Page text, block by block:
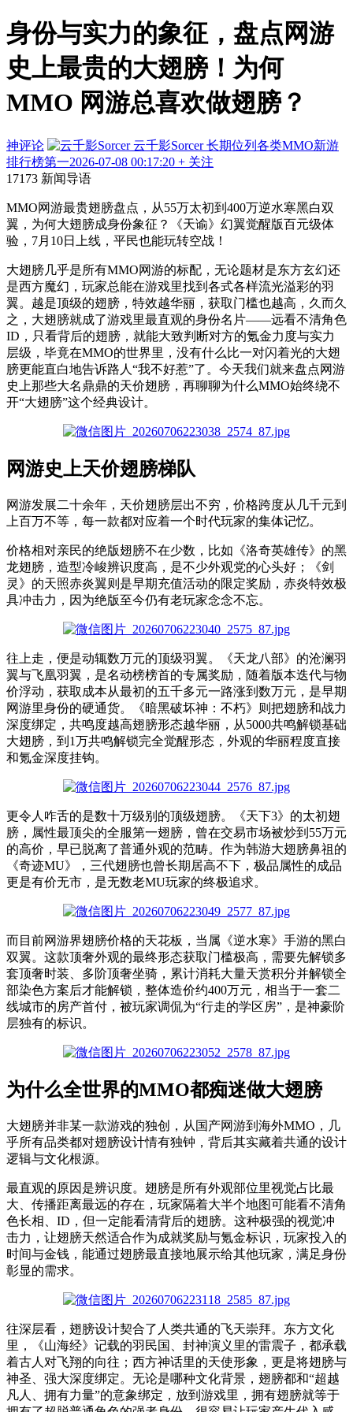
身份与实力的象征，盘点网游
史上最贵的大翅膀！为何
MMO 网游总喜欢做翅膀？
神评论 云千影Sorcer 长期位列各类MMO新游
排行榜第一2026-07-08 00:17:20 + 关注
17173 新闻导语
MMO网游最贵翅膀盘点，从55万太初到400万逆水寒黑白双
翼，为何大翅膀成身份象征？《天谕》幻翼觉醒版百元级体
验，7月10日上线，平民也能玩转空战！
大翅膀几乎是所有MMO网游的标配，无论题材是东方玄幻还
是西方魔幻，玩家总能在游戏里找到各式各样流光溢彩的羽
翼。越是顶级的翅膀，特效越华丽，获取门槛也越高，久而久
之，大翅膀就成了游戏里最直观的身份名片——远看不清角色
ID，只看背后的翅膀，就能大致判断对方的氪金力度与实力
层级，毕竟在MMO的世界里，没有什么比一对闪着光的大翅
膀更能直白地告诉路人“我不好惹”了。今天我们就来盘点网游
史上那些大名鼎鼎的天价翅膀，再聊聊为什么MMO始终绕不
开“大翅膀”这个经典设计。
网游史上天价翅膀梯队
网游发展二十余年，天价翅膀层出不穷，价格跨度从几千元到
上百万不等，每一款都对应着一个时代玩家的集体记忆。
价格相对亲民的绝版翅膀不在少数，比如《洛奇英雄传》的黑
龙翅膀，造型冷峻辨识度高，是不少外观党的心头好；《剑
灵》的天照赤炎翼则是早期充值活动的限定奖励，赤炎特效极
具冲击力，因为绝版至今仍有老玩家念念不忘。
往上走，便是动辄数万元的顶级羽翼。《天龙八部》的沧澜羽
翼与飞凰羽翼，是名动榜榜首的专属奖励，随着版本迭代与物
价浮动，获取成本从最初的五千多元一路涨到数万元，是早期
网游里身份的硬通货。《暗黑破坏神：不朽》则把翅膀和战力
深度绑定，共鸣度越高翅膀形态越华丽，从5000共鸣解锁基础
大翅膀，到1万共鸣解锁完全觉醒形态，外观的华丽程度直接
和氪金深度挂钩。
更令人咋舌的是数十万级别的顶级翅膀。《天下3》的太初翅
膀，属性最顶尖的全服第一翅膀，曾在交易市场被炒到55万元
的高价，早已脱离了普通外观的范畴。作为韩游大翅膀鼻祖的
《奇迹MU》，三代翅膀也曾长期居高不下，极品属性的成品
更是有价无市，是无数老MU玩家的终极追求。
而目前网游界翅膀价格的天花板，当属《逆水寒》手游的黑白
双翼。这款顶奢外观的最终形态获取门槛极高，需要先解锁多
套顶奢时装、多阶顶奢坐骑，累计消耗大量天赏积分并解锁全
部染色方案后才能解锁，整体造价约400万元，相当于一套二
线城市的房产首付，被玩家调侃为“行走的学区房”，是神豪阶
层独有的标识。
为什么全世界的MMO都痴迷做大翅膀
大翅膀并非某一款游戏的独创，从国产网游到海外MMO，几
乎所有品类都对翅膀设计情有独钟，背后其实藏着共通的设计
逻辑与文化根源。
最直观的原因是辨识度。翅膀是所有外观部位里视觉占比最
大、传播距离最远的存在，玩家隔着大半个地图可能看不清角
色长相、ID，但一定能看清背后的翅膀。这种极强的视觉冲
击力，让翅膀天然适合作为成就奖励与氪金标识，玩家投入的
时间与金钱，能通过翅膀最直接地展示给其他玩家，满足身份
彰显的需求。
往深层看，翅膀设计契合了人类共通的飞天崇拜。东方文化
里，《山海经》记载的羽民国、封神演义里的雷震子，都承载
着古人对飞翔的向往；西方神话里的天使形象，更是将翅膀与
神圣、强大深度绑定。无论是哪种文化背景，翅膀都和“超越
凡人、拥有力量”的意象绑定，放到游戏里，拥有翅膀就等于